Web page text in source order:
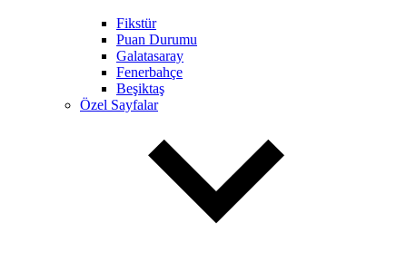
Fikstür
Puan Durumu
Galatasaray
Fenerbahçe
Beşiktaş
Özel Sayfalar